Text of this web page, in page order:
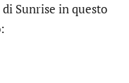
Sunrise in questo